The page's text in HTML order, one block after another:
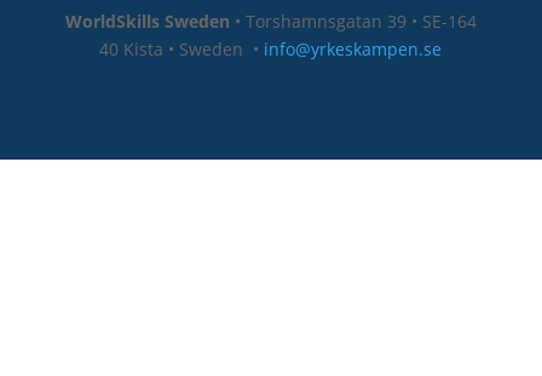
WorldSkills Sweden • Torshamnsgatan 39 • SE-164
40 Kista • Sweden • info@yrkeskampen.se